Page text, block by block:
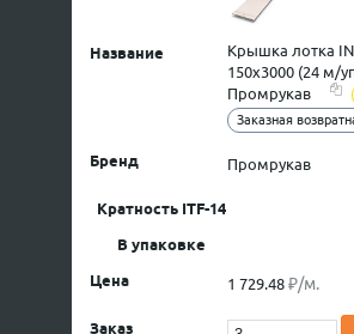
Крышка лотка
150х3000 (24 м/
Промрукав
Заказная
Промрукав
1 729.48 ₽/м.